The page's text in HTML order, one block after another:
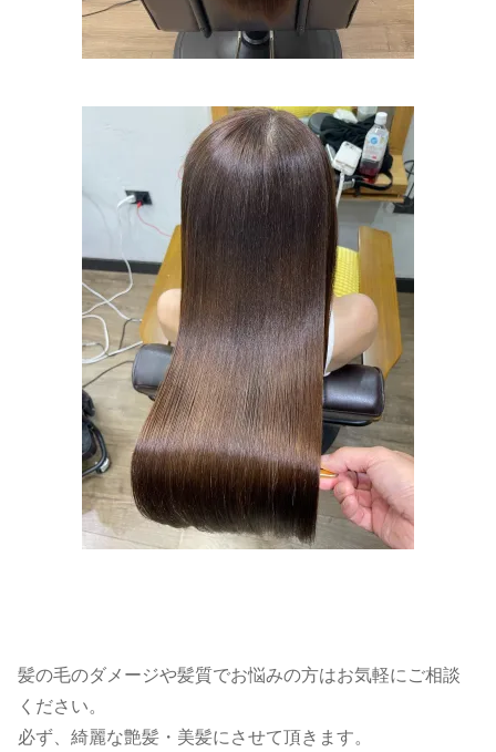
髪の毛のダメージや髪質でお悩みの方はお気軽にご相談
ください。
必ず、綺麗な艶髪・美髪にさせて頂きます。